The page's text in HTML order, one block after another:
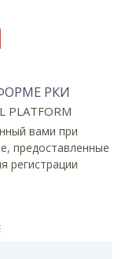
РКИ
PLATFORM
вами при
предоставленные
регистрации